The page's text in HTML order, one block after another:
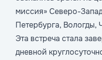
миссия» Северо-
Петербурга, Вологды,
Эта встреча стала
дневной